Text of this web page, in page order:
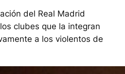
del Real Madrid
clubes que la integran
a los violentos de